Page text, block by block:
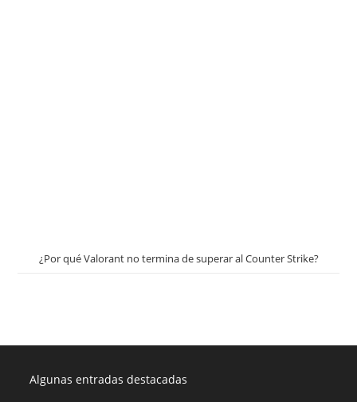
¿Por qué Valorant no termina de superar al Counter Strike?
Algunas entradas destacadas